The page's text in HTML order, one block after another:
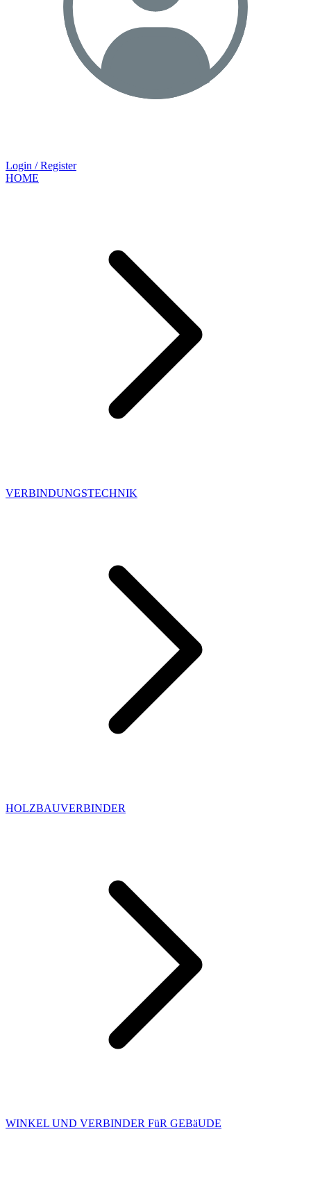
Login / Register
HOME
VERBINDUNGSTECHNIK
HOLZBAUVERBINDER
WINKEL UND VERBINDER FüR GEBäUDE